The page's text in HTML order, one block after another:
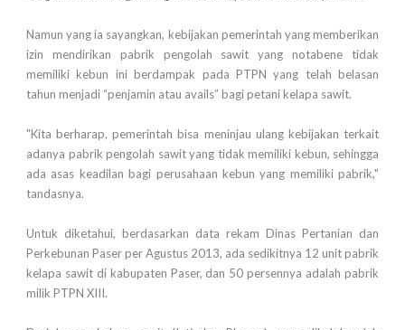
Namun yang ia sayangkan, kebijakan pemerintah yang memberikan
izin mendirikan pabrik pengolah sawit yang notabene tidak
memiliki kebun ini berdampak pada PTPN yang telah belasan
tahun menjadi “penjamin atau avails” bagi petani kelapa sawit.
"Kita berharap, pemerintah bisa meninjau ulang kebijakan terkait
adanya pabrik pengolah sawit yang tidak memiliki kebun, sehingga
ada asas keadilan bagi perusahaan kebun yang memiliki pabrik,"
tandasnya.
Untuk diketahui, berdasarkan data rekam Dinas Pertanian dan
Perkebunan Paser per Agustus 2013, ada sedikitnya 12 unit pabrik
kelapa sawit di kabupaten Paser, dan 50 persennya adalah pabrik
milik PTPN XIII.